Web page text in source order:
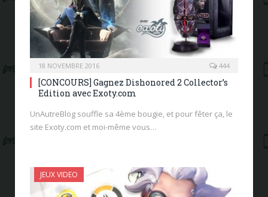
18 NOVEMBRE 2016 444
[CONCOURS] Gagnez Dishonored 2 Collector’s
Edition avec Exoty.com
UnAutreBlog souffle sa 4ème bougie, et pour fêter ça, le
site Exoty.com et moi-même vous…
JEUX VIDEO